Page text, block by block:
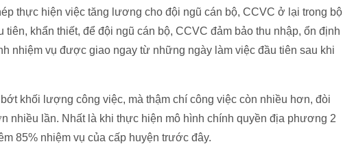
thực hiện việc tăng lương cho đội ngũ cán bộ, CCVC ở lại trong bộ
khẩn thiết, để đội ngũ cán bộ, CCVC đảm bảo thu nhập, ổn định
nhiệm vụ được giao ngay từ những ngày làm việc đầu tiên sau khi
khối lượng công việc, mà thậm chí công việc còn nhiều hơn, đòi
nhiều lần. Nhất là khi thực hiện mô hình chính quyền địa phương 2
85% nhiệm vụ của cấp huyện trước đây.